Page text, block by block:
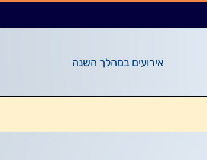
אירועים במהלך השנה